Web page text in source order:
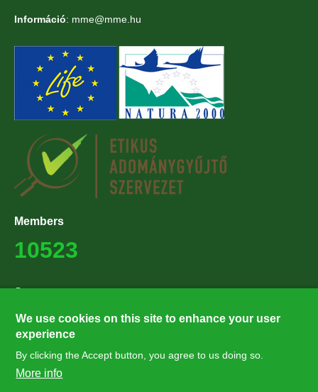
Információ: mme@mme.hu
Members
10523
Supporters
27224
Hírlevél feliratkozás
We use cookies on this site to enhance your user
experience
By clicking the Accept button, you agree to us doing so.
More info